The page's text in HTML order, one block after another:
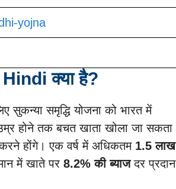
yojna
क्या है?
सुकन्या समृद्धि योजना को भारत में
होने तक बचत खाता खोला जा सकता
होंगे। एक वर्ष में अधिकतम 1.5 लाख
में खाते पर 8.2% की ब्याजदर प्रदान